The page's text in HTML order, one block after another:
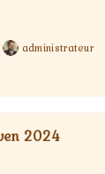
administrateur
2024